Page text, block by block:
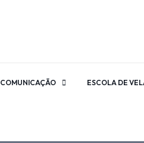
COMUNICAÇÃO ESCOLA DE